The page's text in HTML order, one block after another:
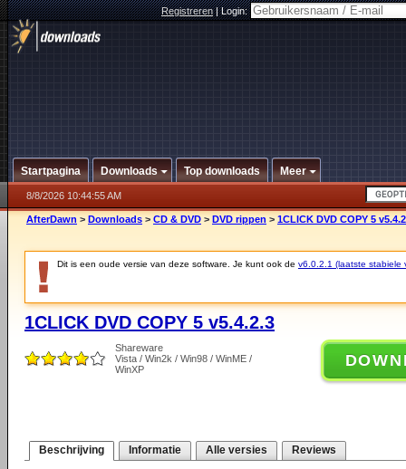
Registreren|Login:
Startpagina Downloads Top downloads Meer
8/8/2026 10:44:55 AM
AfterDawn > Downloads > CD & DVD > DVD rippen > 1CLICK DVD COPY 5
Dit is een oude versie van deze software. Je kunt ook de v6.0.2.1 (laatste stabiele
1CLICK DVD COPY 5 v5.4.2.3
Shareware
Vista / Win2k / Win98 / WinME /
WinXP
Beschrijving Informatie Alle versies Reviews